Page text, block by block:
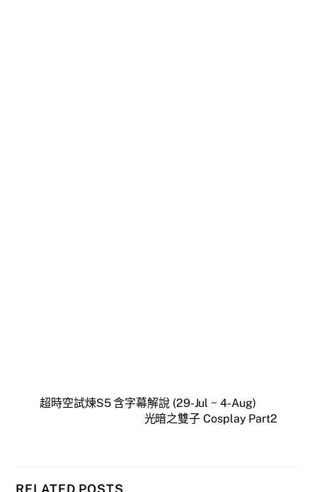
超時空試煉S5 含字幕解說 (29-Jul ~ 4-Aug)
光暗之雙子 Cosplay Part2